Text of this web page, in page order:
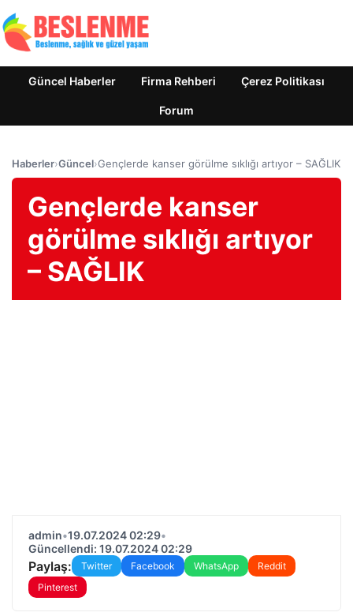
Güncel Haberler Firma Rehberi Çerez Politikası
Forum
Haberler›Güncel›Gençlerde kanser görülme sıklığı artıyor – SAĞLIK
Gençlerde kanser
görülme sıklığı artıyor
– SAĞLIK
admin•19.07.2024 02:29•
Güncellendi: 19.07.2024 02:29
Paylaş: Twitter Facebook WhatsApp
Reddit
Pinterest